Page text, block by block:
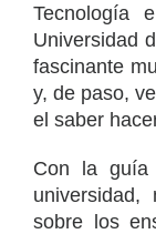
Tecnología
Universidad
fascinante
y, de paso,
el saber
Con la guía
universidad,
sobre los